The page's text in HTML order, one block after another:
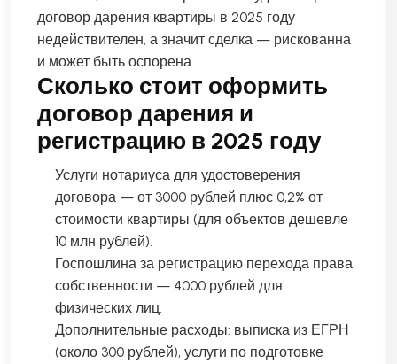
договор дарения квартиры в 2025 году
недействителен, а значит сделка — рискованна
и может быть оспорена.
Сколько стоит оформить
договор дарения и
регистрацию в 2025 году
Услуги нотариуса для удостоверения
договора — от 3000 рублей плюс 0,2% от
стоимости квартиры (для объектов дешевле
10 млн рублей).
Госпошлина за регистрацию перехода права
собственности — 4000 рублей для
физических лиц.
Дополнительные расходы: выписка из ЕГРН
(около 300 рублей), услуги по подготовке